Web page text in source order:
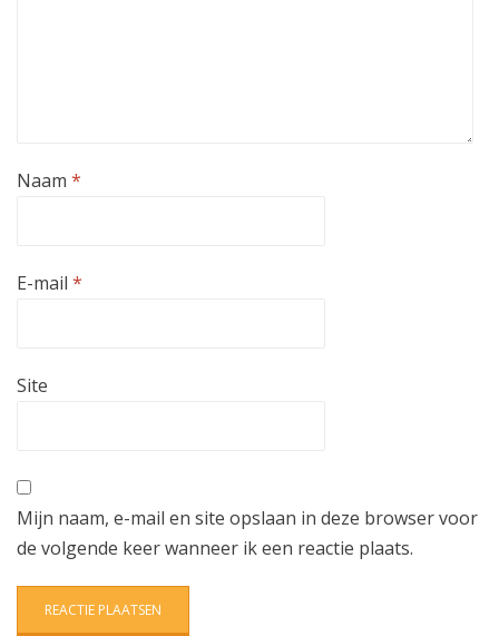
Naam *
E-mail *
Site
Mijn naam, e-mail en site opslaan in deze browser voor
de volgende keer wanneer ik een reactie plaats.